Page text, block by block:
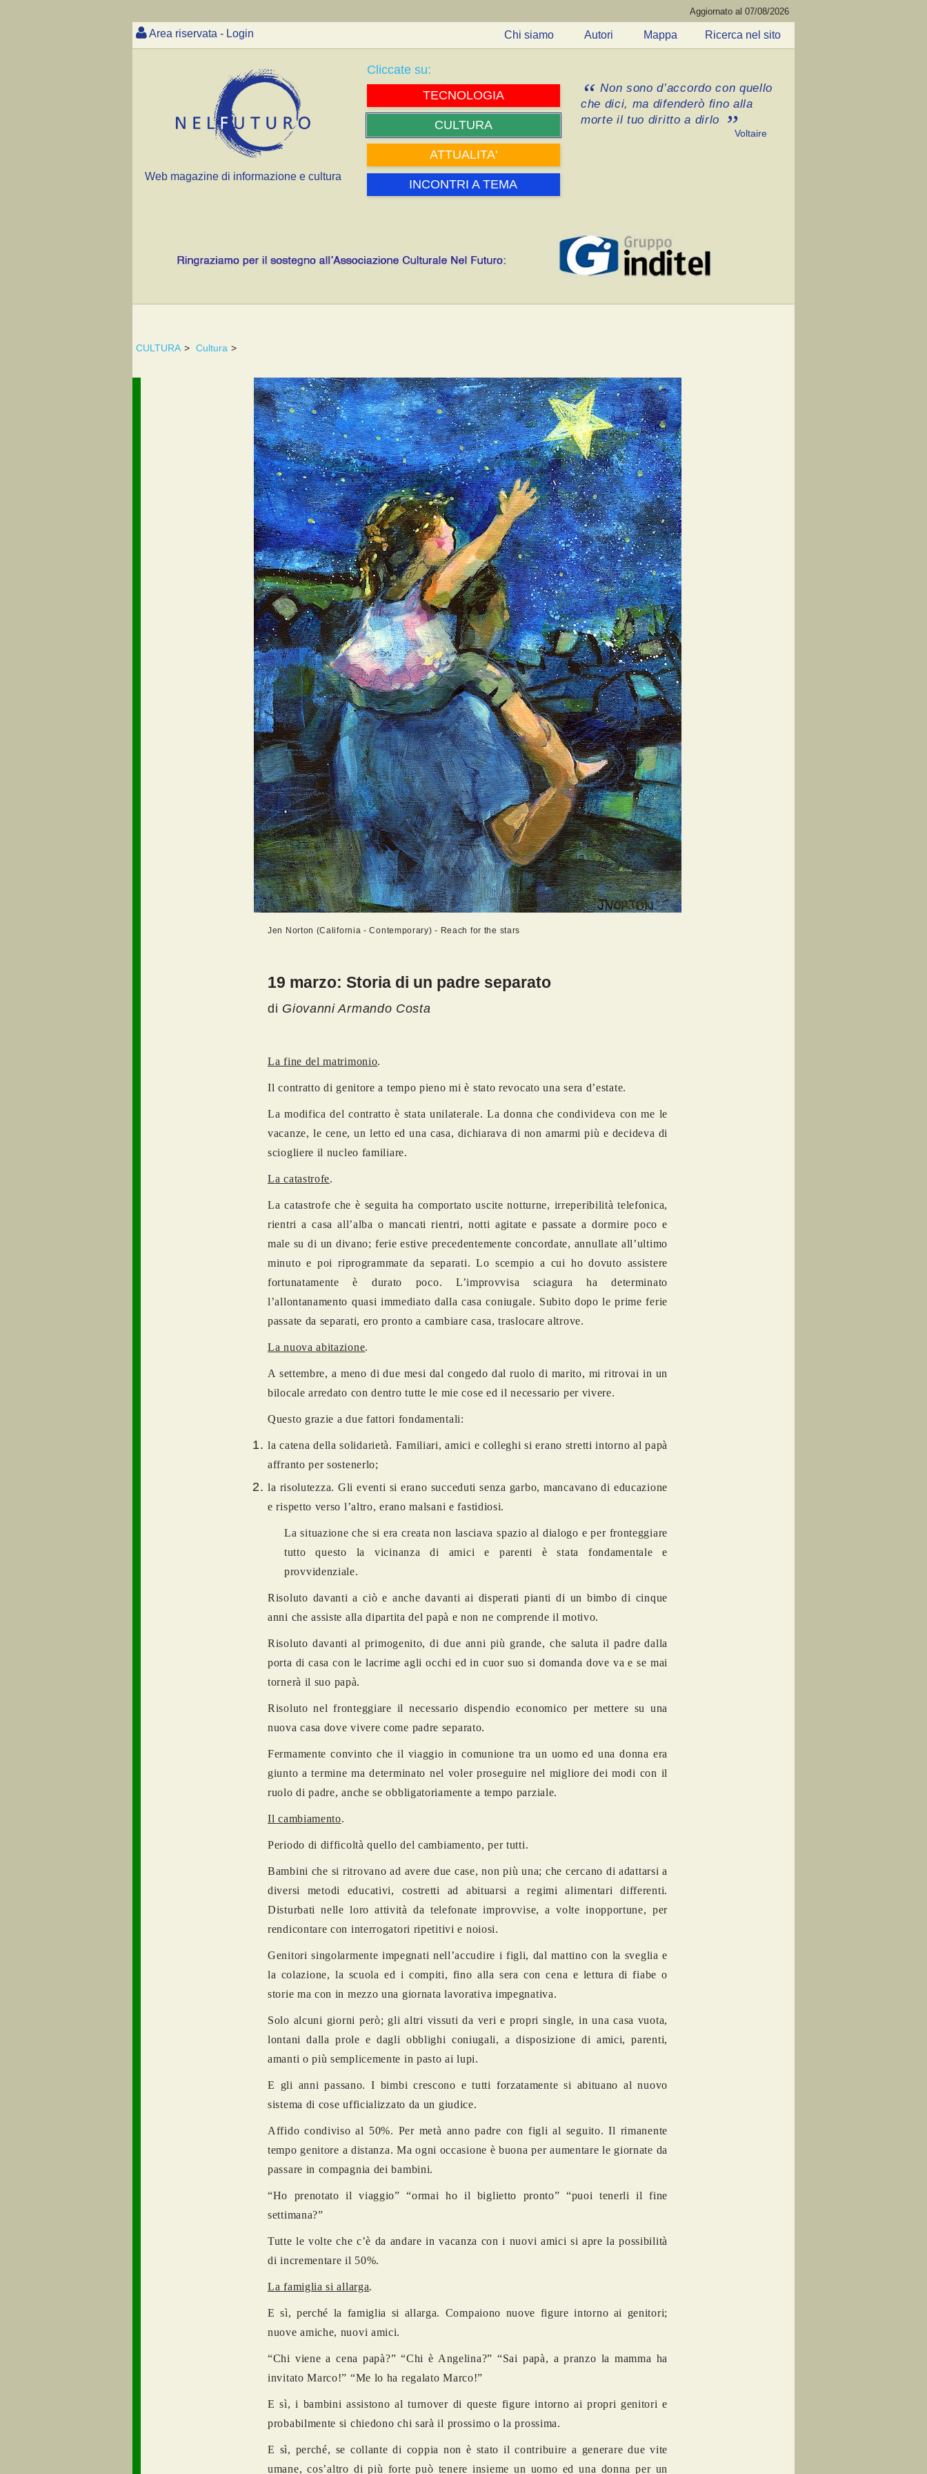
Aggiornato al 07/08/2026
Area riservata - Login Chi siamo Autori Mappa Ricerca nel sito
Web magazine di informazione e cultura
Cliccate su:
TECNOLOGIA
CULTURA
ATTUALITA'
INCONTRI A TEMA
Non sono d’accordo con quello
che dici, ma difenderò fino alla
morte il tuo diritto a dirlo
Voltaire
CULTURA > Cultura >
Jen Norton (California - Contemporary) - Reach for the stars
19 marzo: Storia di un padre separato
di Giovanni Armando Costa
La fine del matrimonio.
Il contratto di genitore a tempo pieno mi è stato revocato una sera d’estate.
La modifica del contratto è stata unilaterale. La donna che condivideva con me le
vacanze, le cene, un letto ed una casa, dichiarava di non amarmi più e decideva di
sciogliere il nucleo familiare.
La catastrofe.
La catastrofe che è seguita ha comportato uscite notturne, irreperibilità telefonica,
rientri a casa all’alba o mancati rientri, notti agitate e passate a dormire poco e
male su di un divano; ferie estive precedentemente concordate, annullate all’ultimo
minuto e poi riprogrammate da separati. Lo scempio a cui ho dovuto assistere
fortunatamente è durato poco. L’improvvisa sciagura ha determinato
l’allontanamento quasi immediato dalla casa coniugale. Subito dopo le prime ferie
passate da separati, ero pronto a cambiare casa, traslocare altrove.
La nuova abitazione.
A settembre, a meno di due mesi dal congedo dal ruolo di marito, mi ritrovai in un
bilocale arredato con dentro tutte le mie cose ed il necessario per vivere.
Questo grazie a due fattori fondamentali:
la catena della solidarietà. Familiari, amici e colleghi si erano stretti intorno al papà
affranto per sostenerlo;
la risolutezza. Gli eventi si erano succeduti senza garbo, mancavano di educazione
e rispetto verso l’altro, erano malsani e fastidiosi.
La situazione che si era creata non lasciava spazio al dialogo e per fronteggiare
tutto questo la vicinanza di amici e parenti è stata fondamentale e
provvidenziale.
Risoluto davanti a ciò e anche davanti ai disperati pianti di un bimbo di cinque
anni che assiste alla dipartita del papà e non ne comprende il motivo.
Risoluto davanti al primogenito, di due anni più grande, che saluta il padre dalla
porta di casa con le lacrime agli occhi ed in cuor suo si domanda dove va e se mai
tornerà il suo papà.
Risoluto nel fronteggiare il necessario dispendio economico per mettere su una
nuova casa dove vivere come padre separato.
Fermamente convinto che il viaggio in comunione tra un uomo ed una donna era
giunto a termine ma determinato nel voler proseguire nel migliore dei modi con il
ruolo di padre, anche se obbligatoriamente a tempo parziale.
Il cambiamento.
Periodo di difficoltà quello del cambiamento, per tutti.
Bambini che si ritrovano ad avere due case, non più una; che cercano di adattarsi a
diversi metodi educativi, costretti ad abituarsi a regimi alimentari differenti.
Disturbati nelle loro attività da telefonate improvvise, a volte inopportune, per
rendicontare con interrogatori ripetitivi e noiosi.
Genitori singolarmente impegnati nell’accudire i figli, dal mattino con la sveglia e
la colazione, la scuola ed i compiti, fino alla sera con cena e lettura di fiabe o
storie ma con in mezzo una giornata lavorativa impegnativa.
Solo alcuni giorni però; gli altri vissuti da veri e propri single, in una casa vuota,
lontani dalla prole e dagli obblighi coniugali, a disposizione di amici, parenti,
amanti o più semplicemente in pasto ai lupi.
E gli anni passano. I bimbi crescono e tutti forzatamente si abituano al nuovo
sistema di cose ufficializzato da un giudice.
Affido condiviso al 50%. Per metà anno padre con figli al seguito. Il rimanente
tempo genitore a distanza. Ma ogni occasione è buona per aumentare le giornate da
passare in compagnia dei bambini.
“Ho prenotato il viaggio” “ormai ho il biglietto pronto” “puoi tenerli il fine
settimana?”
Tutte le volte che c’è da andare in vacanza con i nuovi amici si apre la possibilità
di incrementare il 50%.
La famiglia si allarga.
E sì, perché la famiglia si allarga. Compaiono nuove figure intorno ai genitori;
nuove amiche, nuovi amici.
“Chi viene a cena papà?” “Chi è Angelina?” “Sai papà, a pranzo la mamma ha
invitato Marco!” “Me lo ha regalato Marco!”
E sì, i bambini assistono al turnover di queste figure intorno ai propri genitori e
probabilmente si chiedono chi sarà il prossimo o la prossima.
E sì, perché, se collante di coppia non è stato il contribuire a generare due vite
umane, cos’altro di più forte può tenere insieme un uomo ed una donna per un